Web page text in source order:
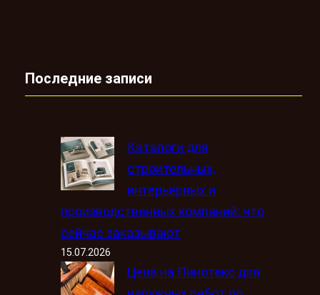
Последние записи
Каталоги для
строительных,
интерьерных и
производственных компаний: что
сейчас заказывают
15.07.2026
Цена на Пинотекс для